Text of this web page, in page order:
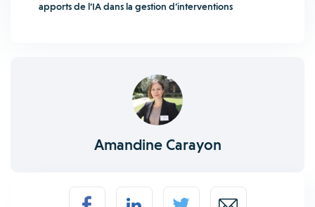
apports de l’IA dans la gestion d’interventions
Amandine Carayon